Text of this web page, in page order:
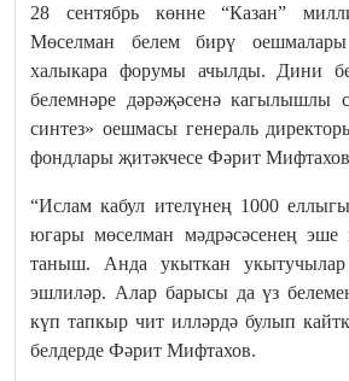
28 сентябрь көнне “Казан”
Мөселман белем бирү оешмалары
халыкара форумы ачылды. Дини
белемнәре дәрәҗәсенә кагылышлы
синтез» оешмасы генераль
фондлары җитәкчесе Фәрит
“Ислам кабул ителүнең 1000
югары мөселман мәдрәсәсенең
таныш. Анда укыткан
эшлиләр. Алар барысы да үз
күп тапкыр чит илләрдә булып
белдерде Фәрит Мифтахов.